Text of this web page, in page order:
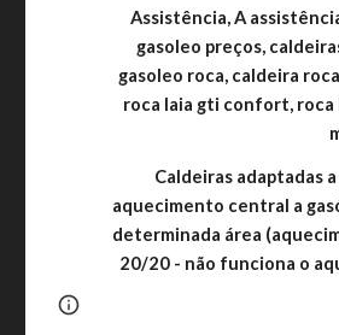
Assistência, A
gasoleo preços,
gasoleo roca, caldeira
roca laia gti confort, roca
Caldeiras adaptadas
aquecimento central a
determinada área
20/20 - não funciona o